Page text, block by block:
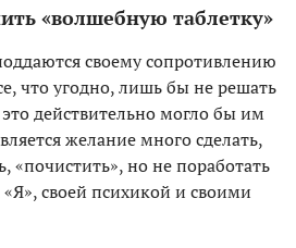
«волшебную таблетку»
своему сопротивлению
что угодно, лишь бы не решать
действительно могло бы им
желание много сделать,
«почистить», но не поработать
своей психикой и своими